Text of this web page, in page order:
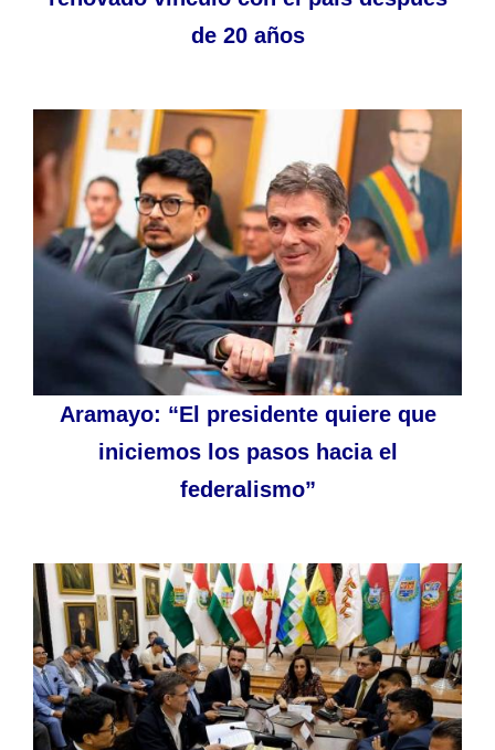
de 20 años
Aramayo: “El presidente quiere que
iniciemos los pasos hacia el
federalismo”